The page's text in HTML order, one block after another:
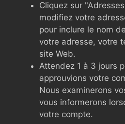
Cliquez sur
modifiez votre
pour inclure le nom
votre adresse, votre
site Web.
Attendez 1 à 3 jours
approuvions votre
Nous examinerons
vous informerons
votre compte.